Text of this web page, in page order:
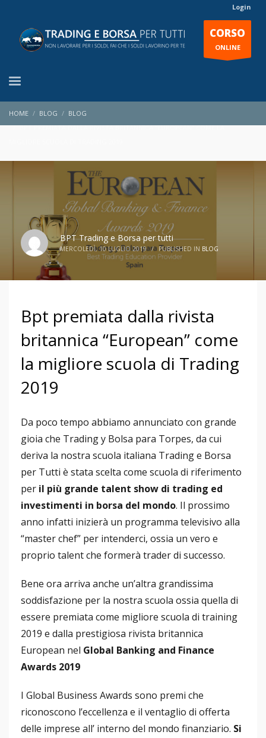
Login
CORSO
ONLINE
HOME BLOG
BLOG
BPT PREMIATA DALLA RIVISTA BRITANNICA “EUROPEAN” COME LA
BPT Trading e Borsa per tutti
MERCOLEDÌ, 10 LUGLIO 2019 / PUBLISHED IN BLOG
Bpt premiata dalla rivista
britannica “European” come
la migliore scuola di Trading
2019
Da poco tempo abbiamo annunciato con grande
gioia che Trading y Bolsa para Torpes, da cui
deriva la nostra scuola italiana Trading e Borsa
per Tutti è stata scelta come scuola di riferimento
per il più grande talent show di trading ed
investimenti in borsa del mondo. Il prossimo
anno infatti inizierà un programma televisivo alla
“master chef” per intenderci, ossia un vero e
proprio talent che formerà trader di successo.
Bene ora arriva anche un’altra grandissima
soddisfazione per la nostra scuola ossia quella di
essere premiata come migliore scuola di training
2019 e dalla prestigiosa rivista britannica
European nel Global Banking and Finance
Awards 2019
I Global Business Awards sono premi che
riconoscono l’eccellenza e il ventaglio di offerta
delle imprese all’ interno del mondo finanziario. Si